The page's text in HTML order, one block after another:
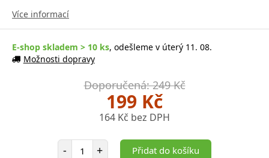
Více informací
E-shop skladem > 10 ks, odešleme v úterý 11. 08.
Možnosti dopravy
Doporučená: 249 Kč
199 Kč
164 Kč bez DPH
- Počet položek
+ Přidat do košíku